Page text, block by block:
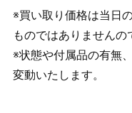
※買い取り価格は当日
ものではありませんの
※状態や付属品の有無
変動いたします。